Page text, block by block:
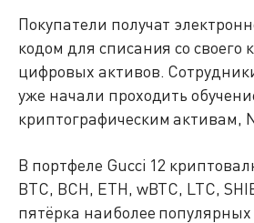
Покупатели получат
кодом для списания со своего
цифровых активов.
уже начали проходить
криптографическим активам,
В портфеле Gucci 12
BTC, BCH, ETH, wBTC, LTC,
пятёрка наиболее